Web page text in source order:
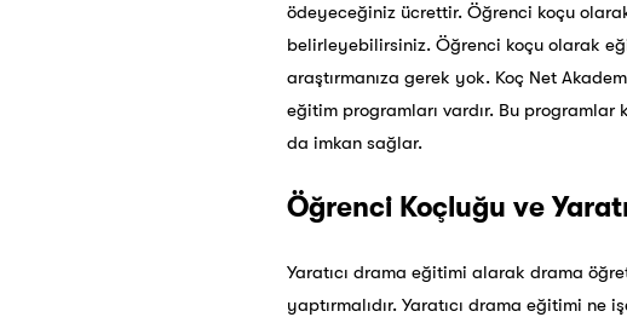
ödeyeceğiniz ücrettir. Öğrenci koçu
belirleyebilirsiniz. Öğrenci koçu olarak
araştırmanıza gerek yok. Koç Net
eğitim programları vardır. Bu
da imkan sağlar.
Öğrenci Koçluğu ve
Yaratıcı drama eğitimi alarak drama
yaptırmalıdır. Yaratıcı drama eğitimi